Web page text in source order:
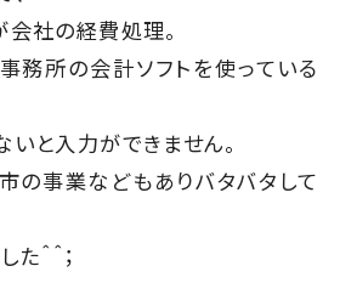
社の経費処理。
務所の会計ソフトを使っている
と入力ができません。
の事業などもありバタバタして
＾＾；